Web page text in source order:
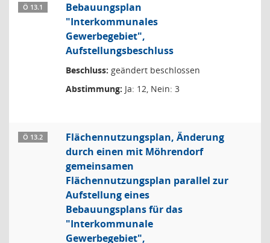
Ö 13.1
Bebauungsplan
"Interkommunales
Gewerbegebiet",
Aufstellungsbeschluss
Beschluss: geändert beschlossen
Abstimmung: Ja: 12, Nein: 3
Ö 13.2
Flächennutzungsplan, Änderung
durch einen mit Möhrendorf
gemeinsamen
Flächennutzungsplan parallel zur
Aufstellung eines
Bebauungsplans für das
"Interkommunale
Gewerbegebiet",